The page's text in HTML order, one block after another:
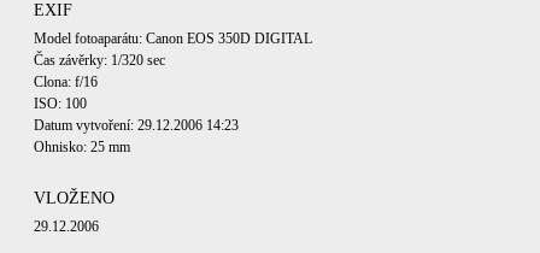
EXIF
Model fotoaparátu: Canon EOS 350D DIGITAL
Čas závěrky: 1/320 sec
Clona: f/16
ISO: 100
Datum vytvoření: 29.12.2006 14:23
Ohnisko: 25 mm
VLOŽENO
29.12.2006